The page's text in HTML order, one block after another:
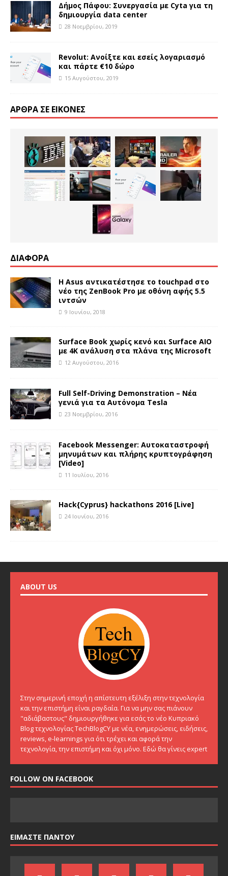
Δήμος Πάφου: Συνεργασία με Cyta για τη
δημιουργία data center
28 Νοεμβρίου, 2019
Revolut: Ανοίξτε και εσείς λογαριασμό
και πάρτε €10 δώρο
15 Αυγούστου, 2019
ΆΡΘΡΑ ΣΕ ΕΙΚΌΝΕΣ
ΔΙΑΦΟΡΑ
Η Asus αντικατέστησε το touchpad στο
νέο της ZenBook Pro με οθόνη αφής 5.5
ιντσών
9 Ιουνίου, 2018
Surface Book χωρίς κενό και Surface AIO
με 4K ανάλυση στα πλάνα της Microsoft
12 Αυγούστου, 2016
Full Self-Driving Demonstration – Νέα
γενιά για τα Αυτόνομα Tesla
23 Νοεμβρίου, 2016
Facebook Messenger: Αυτοκαταστροφή
μηνυμάτων και πλήρης κρυπτογράφηση
[Video]
11 Ιουλίου, 2016
Hack{Cyprus} hackathons 2016 [Live]
24 Ιουνίου, 2016
ABOUT US
Στην σημερινή εποχή η απίστευτη εξέλιξη στην τεχνολογία
και την επιστήμη είναι ραγδαία. Για να μην σας πιάνουν
"αδιάβαστους" δημιουργήθηκε για εσάς το νέο Κυπριακό
Blog τεχνολογίας TechBlogCY με νέα, ενημερώσεις, ειδήσεις,
reviews, e-learnings για ότι τρέχει και αφορά την
τεχνολογία, την επιστήμη και όχι μόνο. Εδώ θα γίνεις expert
FOLLOW ON FACEBOOK
ΕΙΜΑΣΤΕ ΠΑΝΤΟΥ